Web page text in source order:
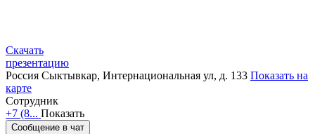
Скачать
презентацию
Россия Сыктывкар, Интернациональная ул, д. 133 Показать на
карте
Сотрудник
+7 (8... Показать
Сообщение в чат